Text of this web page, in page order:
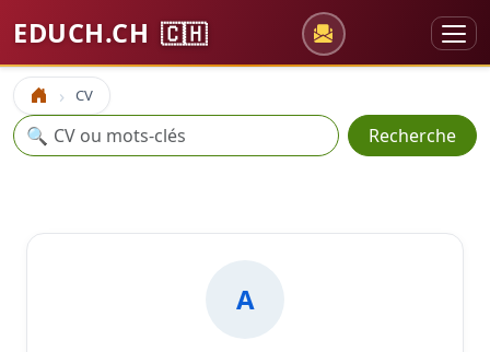
EDUCH.CH 🇨🇭
Accueil CV
Recherche
🔍 Recherche
A